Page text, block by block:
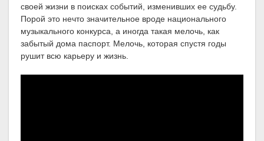
своей жизни в поисках событий, изменивших ее судьбу.
Порой это нечто значительное вроде национального
музыкального конкурса, а иногда такая мелочь, как
забытый дома паспорт. Мелочь, которая спустя годы
рушит всю карьеру и жизнь.